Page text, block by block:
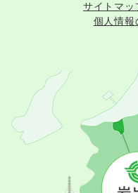
サイトマッ
個人情報